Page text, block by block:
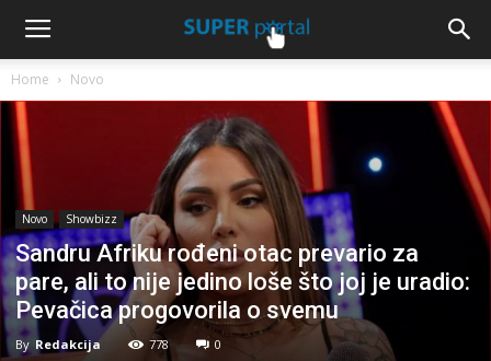
Home Novo
Novo Showbizz
Sandru Afriku rođeni otac prevario za
pare, ali to nije jedino loše što joj je uradio:
Pevačica progovorila o svemu
By Redakcija 778 0